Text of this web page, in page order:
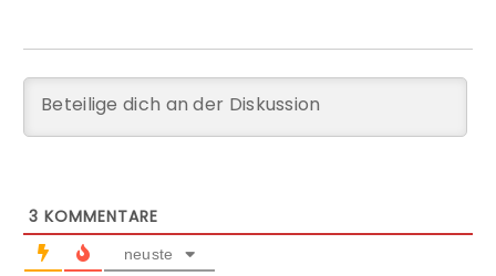
3 KOMMENTARE
neuste